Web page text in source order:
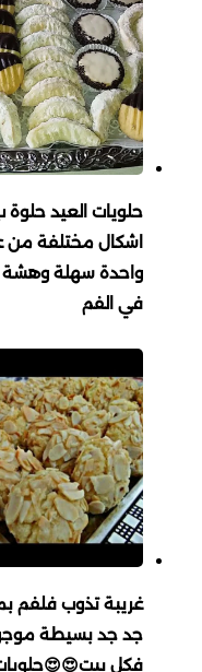
اشكال مختلفة من
واحدة سهلة
في الفم
غريبة تذوب فلفم
جد جد بسيطة
فكل